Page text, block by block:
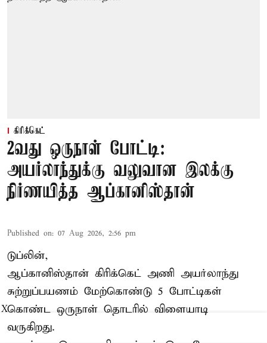
கிரிக்கெட்
2வது ஒருநாள் போட்டி:
அயர்லாந்துக்கு வலுவான இலக்கு
நிர்ணயித்த ஆப்கானிஸ்தான்
Published on: 07 Aug 2026, 2:56 pm
டுப்லின்,
ஆப்கானிஸ்தான் கிரிக்கெட் அணி அயர்லாந்து
சுற்றுப்பயணம் மேற்கொண்டு 5 போட்டிகள்
கொண்ட ஒருநாள் தொடரில் விளையாடி
வருகிறது.
X